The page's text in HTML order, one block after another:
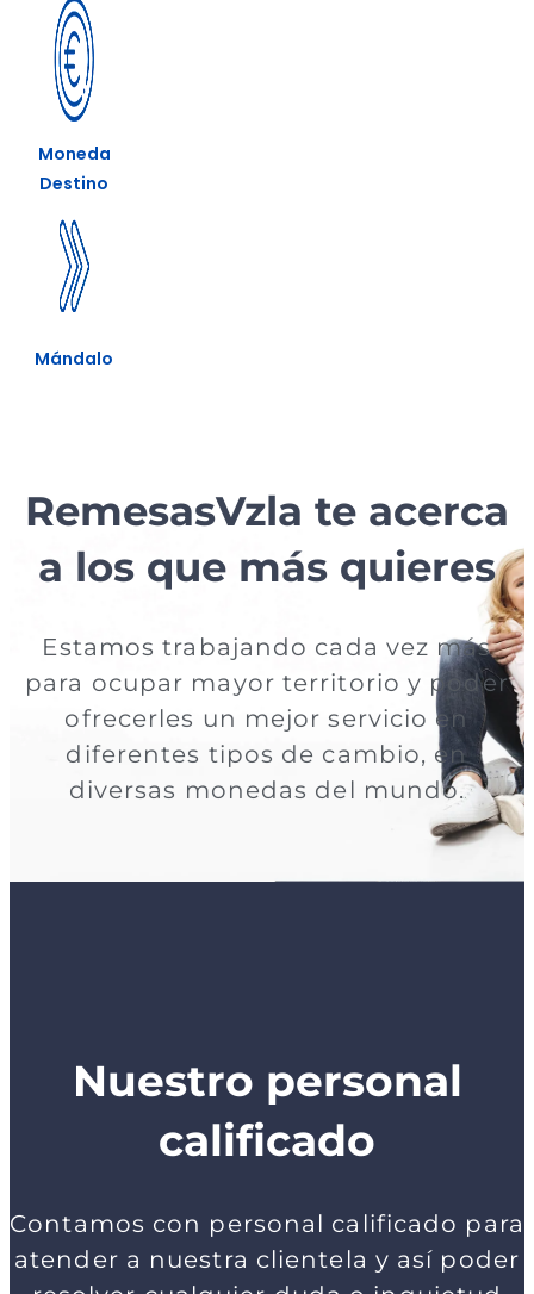
Moneda
Destino
Mándalo
RemesasVzla te acerca
a los que más quieres
Estamos trabajando cada vez más
para ocupar mayor territorio y poder
ofrecerles un mejor servicio en
diferentes tipos de cambio, en
diversas monedas del mundo.
Nuestro personal
calificado
Contamos con personal calificado para
atender a nuestra clientela y así poder